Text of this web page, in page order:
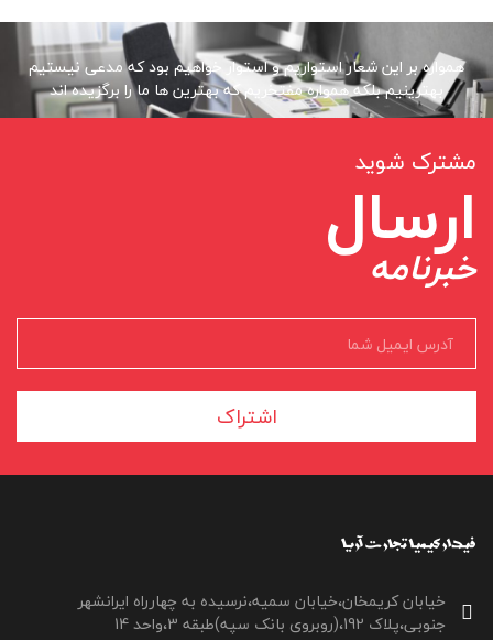
همواره بر این شعار استواریم و استوار خواهیم بود که مدعی نیستیم
بهترینیم بلکه همواره مفتخریم که بهترین ها ما را برگزیده اند
مشترک شوید
ارسال
خبرنامه
اشتراک
خیابان کریمخان،خیابان سمیه،نرسیده به چهارراه ایرانشهر
جنوبی،پلاک 192،(روبروی بانک سپه)طبقه 3،واحد 14